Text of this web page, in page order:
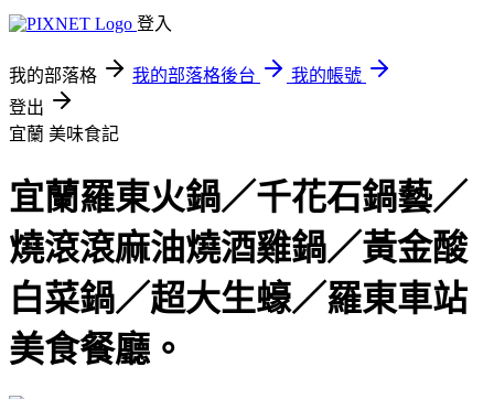
登入
我的部落格 我的部落格後台
我的帳號
登出
宜蘭 美味食記
宜蘭羅東火鍋／千花石鍋藝／
燒滾滾麻油燒酒雞鍋／黃金酸
白菜鍋／超大生蠔／羅東車站
美食餐廳。